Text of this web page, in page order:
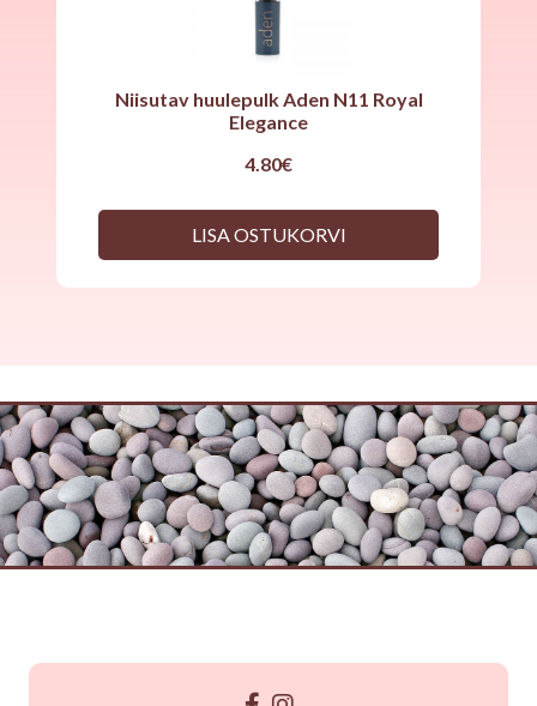
Niisutav huulepulk Aden N11 Royal
Elegance
4.80€
LISA OSTUKORVI